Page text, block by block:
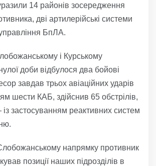
14 районів зосередження
дві артилерійські системи
БпЛА.
і Курському
доби відбулося два бойові
завдав трьох авіаційних ударів
шести КАБ, здійснив 65 обстрілів,
застосуванням реактивних систем
напрямку противник
позиції наших підрозділів в